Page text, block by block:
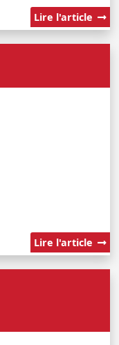
Lire l'article
Lire l'article